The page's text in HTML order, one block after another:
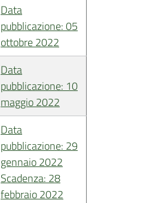
Data
pubblicazione: 05
ottobre 2022
Data
pubblicazione: 10
maggio 2022
Data
pubblicazione: 29
gennaio 2022
Scadenza: 28
febbraio 2022